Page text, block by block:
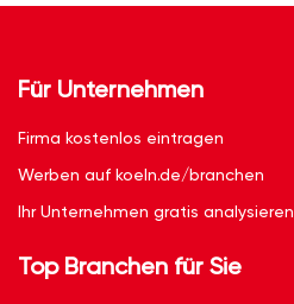
Für Unternehmen
Firma kostenlos eintragen
Werben auf koeln.de/branchen
Ihr Unternehmen gratis analysieren
Top Branchen für Sie